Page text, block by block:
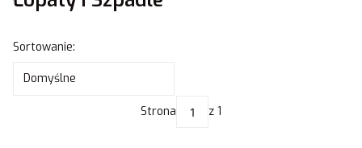
Lista produktów
Sortowanie:
Domyślne
Strona z 1